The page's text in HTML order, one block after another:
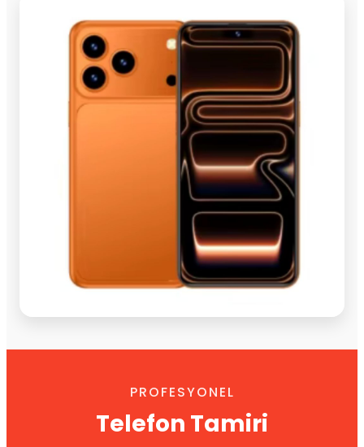
PROFESYONEL
Telefon Tamiri